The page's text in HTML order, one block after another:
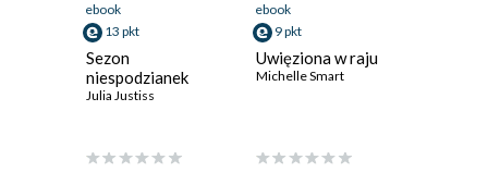
ebook
13 pkt
Sezon
niespodzianek
Julia Justiss
ebook
9 pkt
Uwięziona w raju
Michelle Smart